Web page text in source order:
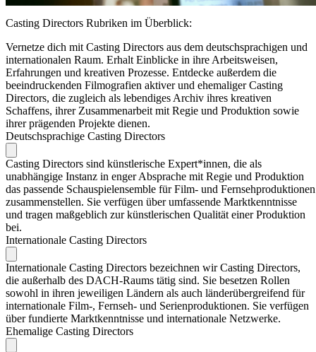
Casting Directors Rubriken im Überblick:
Vernetze dich mit Casting Directors aus dem deutschsprachigen und
internationalen Raum. Erhalt Einblicke in ihre Arbeitsweisen,
Erfahrungen und kreativen Prozesse. Entdecke außerdem die
beeindruckenden Filmografien aktiver und ehemaliger Casting
Directors, die zugleich als lebendiges Archiv ihres kreativen
Schaffens, ihrer Zusammenarbeit mit Regie und Produktion sowie
ihrer prägenden Projekte dienen.
Deutschsprachige Casting Directors
Casting Directors sind künstlerische Expert*innen, die als
unabhängige Instanz in enger Absprache mit Regie und Produktion
das passende Schauspielensemble für Film- und Fernsehproduktionen
zusammenstellen. Sie verfügen über umfassende Marktkenntnisse
und tragen maßgeblich zur künstlerischen Qualität einer Produktion
bei.
Internationale Casting Directors
Internationale Casting Directors bezeichnen wir Casting Directors,
die außerhalb des DACH-Raums tätig sind. Sie besetzen Rollen
sowohl in ihren jeweiligen Ländern als auch länderübergreifend für
internationale Film-, Fernseh- und Serienproduktionen. Sie verfügen
über fundierte Marktkenntnisse und internationale Netzwerke.
Ehemalige Casting Directors